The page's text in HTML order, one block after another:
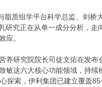
质组学平台科学总监、剑
究正在从单一成分分析，
应。
研究院院长司徒文佑在发
这六大核心功能领域，持
探索，伊利集团已建立覆盖